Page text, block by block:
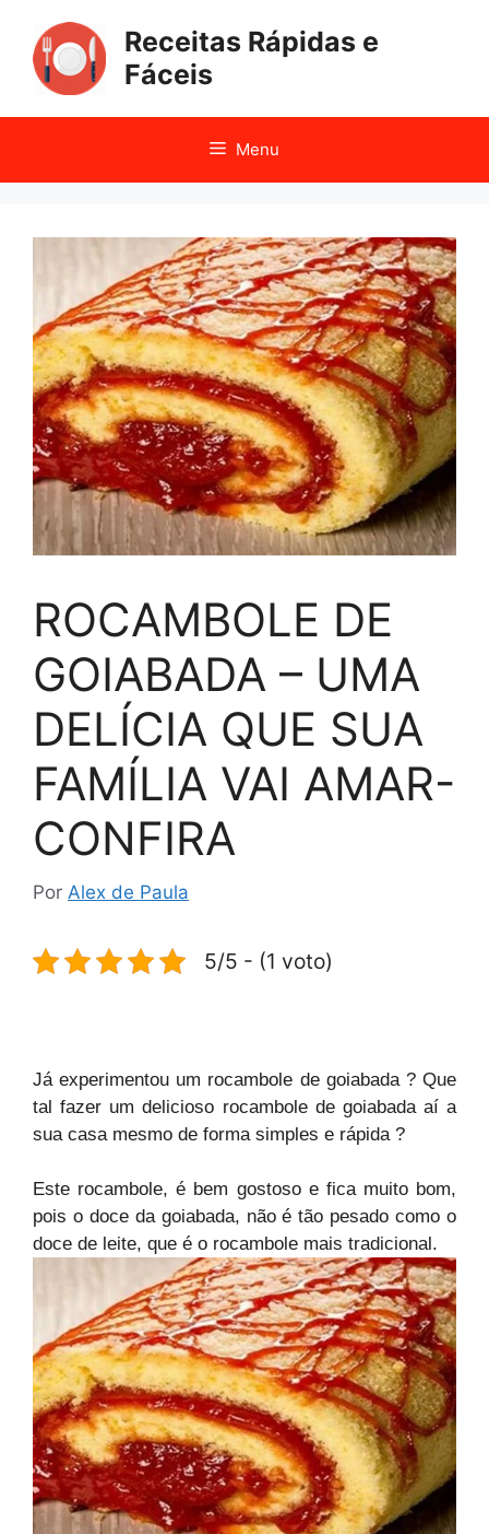
para
conteúdo
Receitas Rápidas e
Fáceis
Menu
ROCAMBOLE DE
GOIABADA – UMA
DELÍCIA QUE SUA
FAMÍLIA VAI AMAR-
CONFIRA
Por Alex de Paula
5/5 - (1 voto)
Já experimentou um rocambole de goiabada ? Que
tal fazer um delicioso rocambole de goiabada aí a
sua casa mesmo de forma simples e rápida ?
Este rocambole, é bem gostoso e fica muito bom,
pois o doce da goiabada, não é tão pesado como o
doce de leite, que é o rocambole mais tradicional.